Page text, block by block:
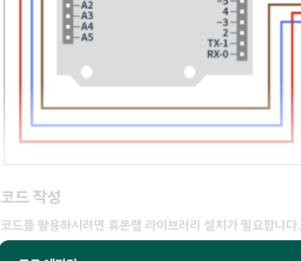
코드 작성
코드를 활용하시려면 휴몬랩 라이브러리 설치가 필요합니다.